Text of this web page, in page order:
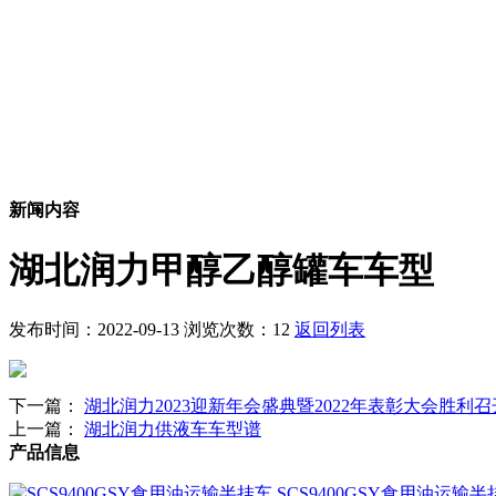
新闻内容
湖北润力甲醇乙醇罐车车型
发布时间：2022-09-13 浏览次数：12 返回列表
下一篇： 湖北润力2023迎新年会盛典暨2022年表彰大会胜利召
上一篇： 湖北润力供液车车型谱
产品信息